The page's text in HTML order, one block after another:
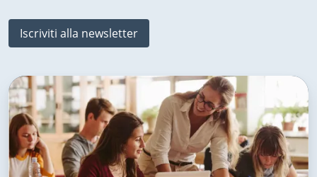
Iscriviti alla newsletter